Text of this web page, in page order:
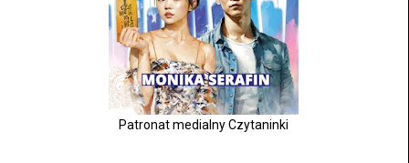
Patronat medialny Czytaninki